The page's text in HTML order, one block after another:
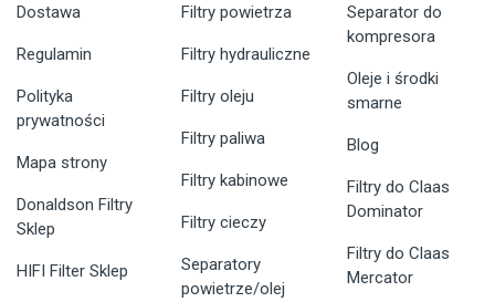
Dostawa
Regulamin
Polityka
prywatności
Mapa strony
Donaldson Filtry
Sklep
HIFI Filter Sklep
Filtry powietrza
Filtry hydrauliczne
Filtry oleju
Filtry paliwa
Filtry kabinowe
Filtry cieczy
Separatory
powietrze/olej
Separator do
kompresora
Oleje i środki
smarne
Blog
Filtry do Claas
Dominator
Filtry do Claas
Mercator